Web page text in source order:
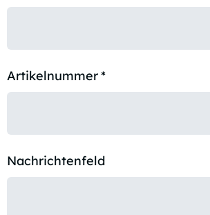
Artikelnummer*
Nachrichtenfeld